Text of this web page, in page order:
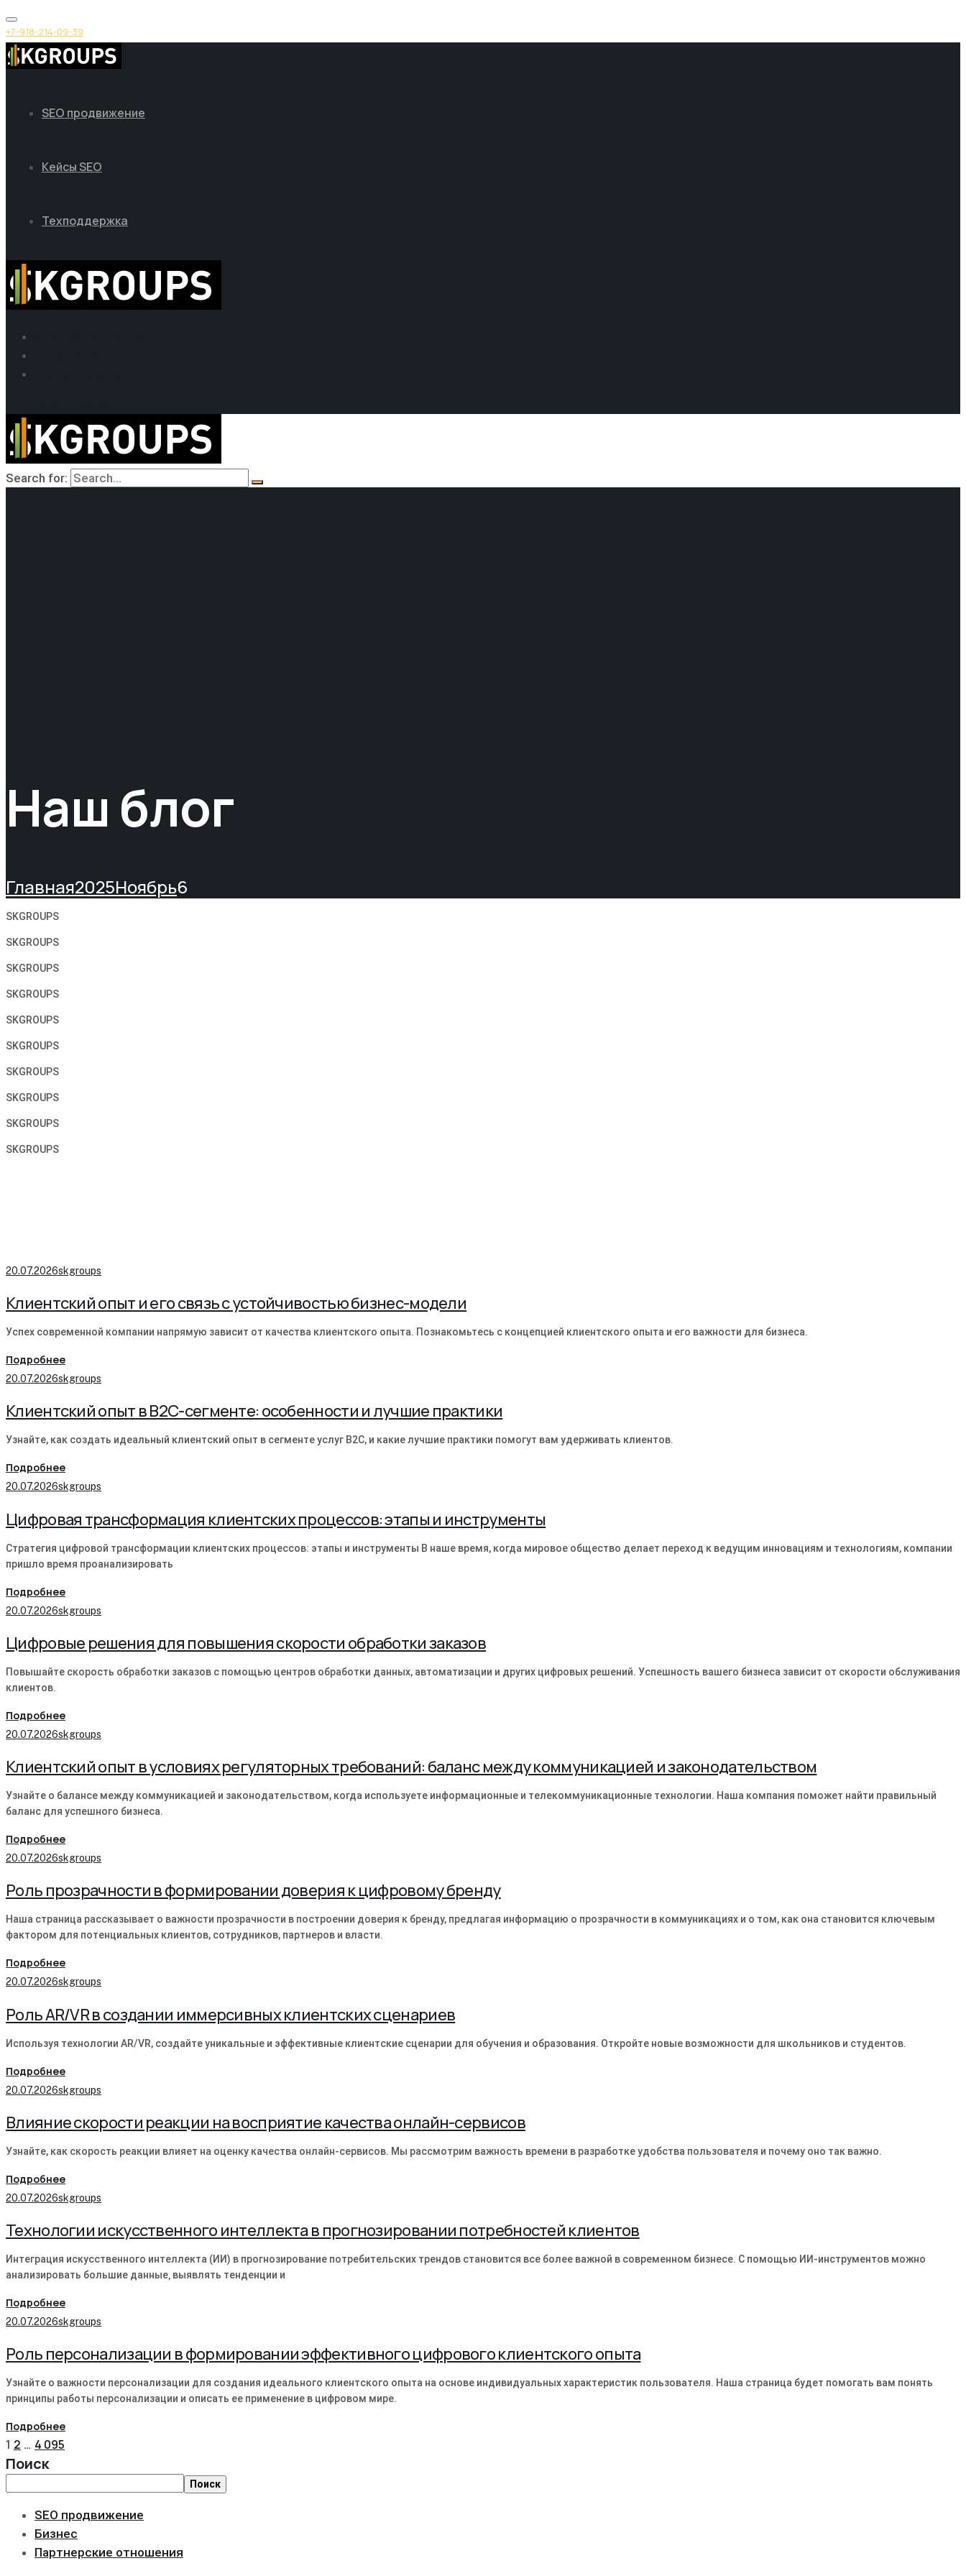
+7-918-214-09-39
SEO продвижение
Кейсы SEO
Техподдержка
Search for:
Наш блог
Главная2025Ноябрь6
SKGROUPS
SKGROUPS
SKGROUPS
SKGROUPS
SKGROUPS
SKGROUPS
SKGROUPS
SKGROUPS
SKGROUPS
SKGROUPS
20.07.2026skgroups
Клиентский опыт и его связь с устойчивостью бизнес-модели
Успех современной компании напрямую зависит от качества клиентского опыта. Познакомьтесь с концепцией клиентского опыта и его важности для бизнеса.
Подробнее
20.07.2026skgroups
Клиентский опыт в B2C-сегменте: особенности и лучшие практики
Узнайте, как создать идеальный клиентский опыт в сегменте услуг B2C, и какие лучшие практики помогут вам удерживать клиентов.
Подробнее
20.07.2026skgroups
Цифровая трансформация клиентских процессов: этапы и инструменты
Стратегия цифровой трансформации клиентских процессов: этапы и инструменты В наше время, когда мировое общество делает переход к ведущим инновациям и технологиям, компании
пришло время проанализировать
Подробнее
20.07.2026skgroups
Цифровые решения для повышения скорости обработки заказов
Повышайте скорость обработки заказов с помощью центров обработки данных, автоматизации и других цифровых решений. Успешность вашего бизнеса зависит от скорости обслуживания
клиентов.
Подробнее
20.07.2026skgroups
Клиентский опыт в условиях регуляторных требований: баланс между коммуникацией и законодательством
Узнайте о балансе между коммуникацией и законодательством, когда используете информационные и телекоммуникационные технологии. Наша компания поможет найти правильный
баланс для успешного бизнеса.
Подробнее
20.07.2026skgroups
Роль прозрачности в формировании доверия к цифровому бренду
Наша страница рассказывает о важности прозрачности в построении доверия к бренду, предлагая информацию о прозрачности в коммуникациях и о том, как она становится ключевым
фактором для потенциальных клиентов, сотрудников, партнеров и власти.
Подробнее
20.07.2026skgroups
Роль AR/VR в создании иммерсивных клиентских сценариев
Используя технологии AR/VR, создайте уникальные и эффективные клиентские сценарии для обучения и образования. Откройте новые возможности для школьников и студентов.
Подробнее
20.07.2026skgroups
Влияние скорости реакции на восприятие качества онлайн-сервисов
Узнайте, как скорость реакции влияет на оценку качества онлайн-сервисов. Мы рассмотрим важность времени в разработке удобства пользователя и почему оно так важно.
Подробнее
20.07.2026skgroups
Технологии искусственного интеллекта в прогнозировании потребностей клиентов
Интеграция искусственного интеллекта (ИИ) в прогнозирование потребительских трендов становится все более важной в современном бизнесе․ С помощью ИИ-инструментов можно
анализировать большие данные‚ выявлять тенденции и
Подробнее
20.07.2026skgroups
Роль персонализации в формировании эффективного цифрового клиентского опыта
Узнайте о важности персонализации для создания идеального клиентского опыта на основе индивидуальных характеристик пользователя. Наша страница будет помогать вам понять
принципы работы персонализации и описать ее применение в цифровом мире.
Подробнее
1 2 … 4 095
Поиск
Поиск
SEO продвижение
Бизнес
Партнерские отношения